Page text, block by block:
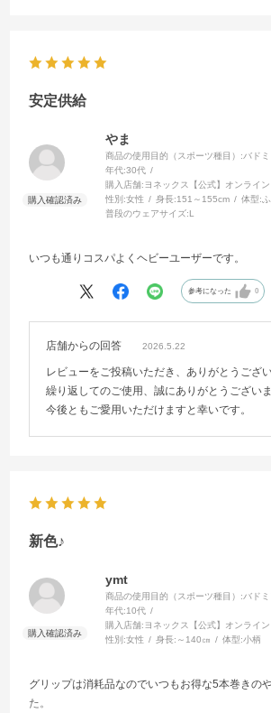
安定供給
やま
商品の使用目的（スポーツ種目）:バド
年代:30代
購入店舗:ヨネックス【公式】オンライ
性別:女性 身長:151～155cm 体型:
普段のウェアサイズ: L
いつも通りコスパよくヘビーユーザーです。
参考になった 0
店舗からの回答 2026.5.22
レビューをご投稿いただき、ありがとうござい
繰り返してのご使用、誠にありがとうございま
今後ともご愛用いただけますと幸いです。
新色♪
ymt
商品の使用目的（スポーツ種目）:バド
年代:10代
購入店舗:ヨネックス【公式】オンライ
性別:女性 身長: ～140㎝ 体型:小柄
グリップは消耗品なのでいつもお得な5本巻きの
た。